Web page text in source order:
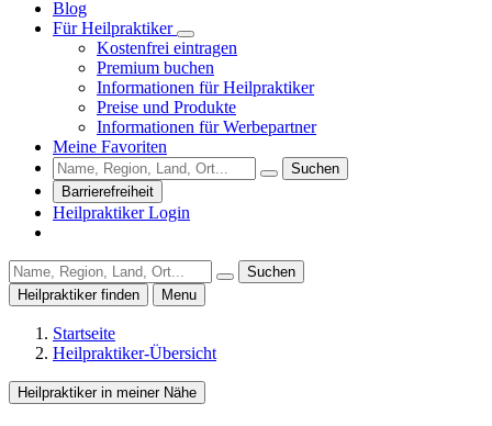
Blog
Für Heilpraktiker
Kostenfrei eintragen
Premium buchen
Informationen für Heilpraktiker
Preise und Produkte
Informationen für Werbepartner
Meine Favoriten
Suchen
Barrierefreiheit
Heilpraktiker Login
Suchen
Heilpraktiker finden
Menu
Startseite
Heilpraktiker-Übersicht
Heilpraktiker in meiner Nähe